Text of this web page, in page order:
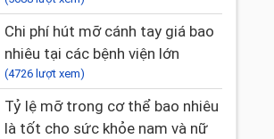
Chi phí hút mỡ cánh tay giá bao
nhiêu tại các bệnh viện lớn
(4726 lượt xem)
Tỷ lệ mỡ trong cơ thể bao nhiêu
là tốt cho sức khỏe nam và nữ